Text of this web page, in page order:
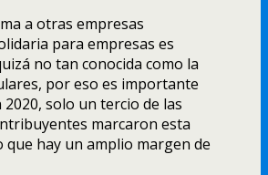
a otras empresas
para empresas es
no tan conocida como la
por eso es importante
solo un tercio de las
marcaron esta
hay un amplio margen de